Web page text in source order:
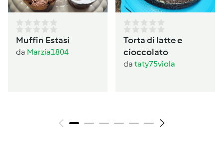
Muffin Estasi
da Marzia1804
Torta di latte e
cioccolato
da taty75viola